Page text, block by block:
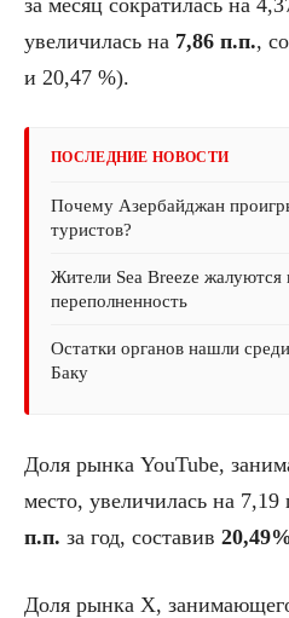
увеличилась на 7,86 п.п.,
и 20,47 %).
ПОСЛЕДНИЕ НОВОСТИ
Почему Азербайджан
туристов?
Жители Sea Breeze жалуются
переполненность
Остатки органов нашли
Баку
Доля рынка YouTube,
место, увеличилась на
п.п. за год, составив
Доля рынка X,